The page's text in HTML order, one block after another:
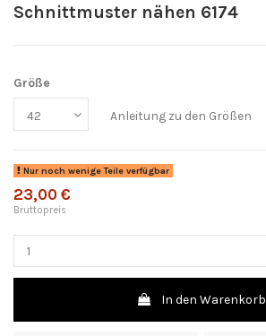
Schnittmuster nähen 6174
Größe
Anleitung zu den Größen
Nur noch wenige Teile verfügbar
23,00 €
Bruttopreis
In den Warenkorb